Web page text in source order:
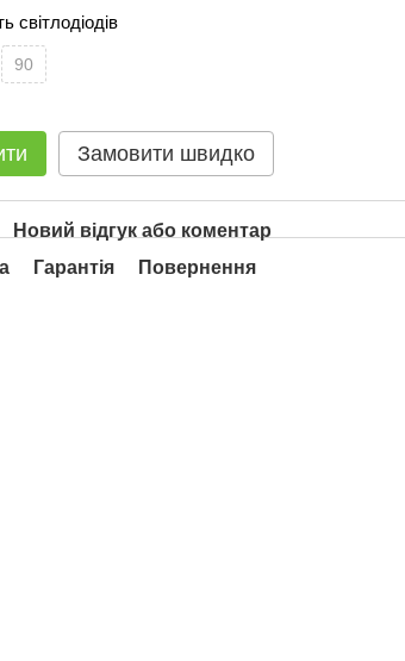
світлодіодів
90
Замовити швидко
Новий відгук або коментар
Гарантія Повернення